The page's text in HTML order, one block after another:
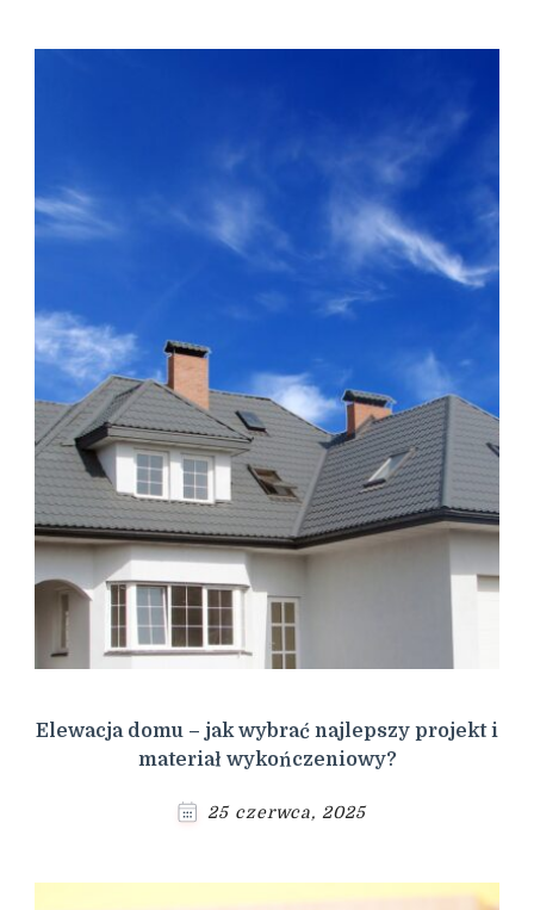
Elewacja domu – jak wybrać najlepszy projekt i
materiał wykończeniowy?
25 czerwca, 2025